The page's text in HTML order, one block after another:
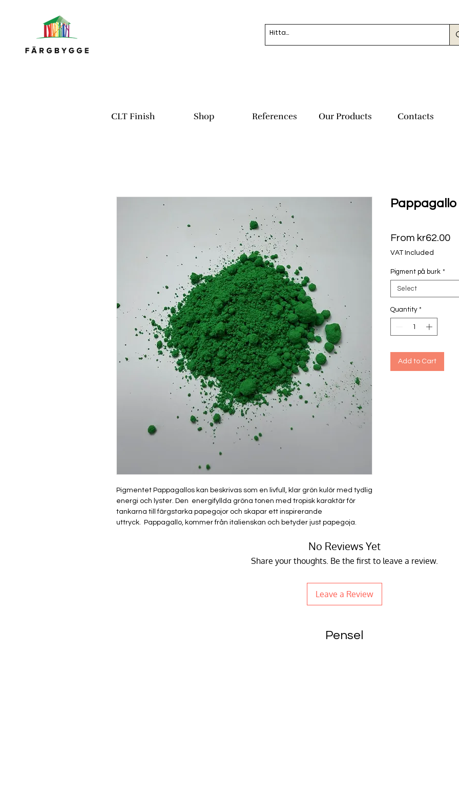
CLT Finish Shop References Our Products Contacts
Pigmentet Pappagallos kan beskrivas som en livfull, klar grön kulör med tydlig
energi och lyster. Den energifyllda gröna tonen med tropisk karaktär för
tankarna till färgstarka papegojor och skapar ett inspirerande
uttryck. Pappagallo, kommer från italienskan och betyder just papegoja.
Pappagallo
From kr62.00
VAT Included
Pigment på burk *
Select
Quantity *
Add to Cart
No Reviews Yet
Share your thoughts. Be the first to leave a review.
Leave a Review
Pensel